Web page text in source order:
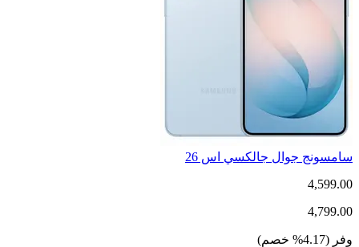
سامسونج جوال جالكسي اس 26
4,599.00
4,799.00
وفر (
4.17
% خصم)